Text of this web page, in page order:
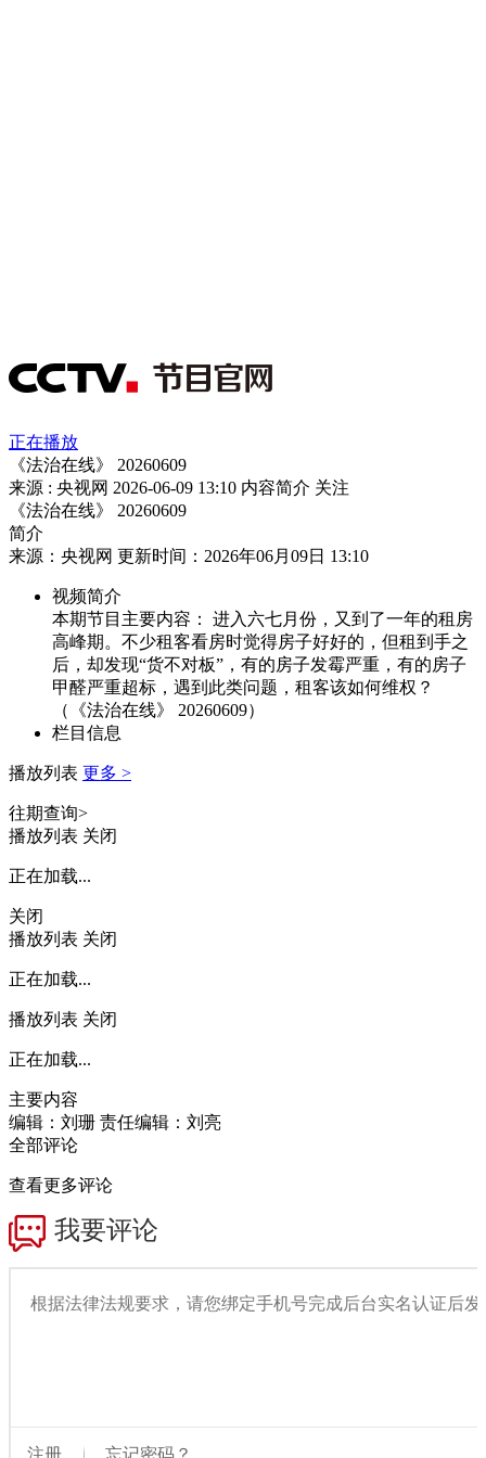
正在播放
《法治在线》 20260609
来源 : 央视网 2026-06-09 13:10 内容简介 关注
《法治在线》 20260609
简介
来源：央视网 更新时间：2026年06月09日 13:10
视频简介
本期节目主要内容： 进入六七月份，又到了一年的租房
高峰期。不少租客看房时觉得房子好好的，但租到手之
后，却发现“货不对板”，有的房子发霉严重，有的房子
甲醛严重超标，遇到此类问题，租客该如何维权？
（《法治在线》 20260609）
栏目信息
播放列表 更多 >
往期查询>
播放列表 关闭
正在加载...
关闭
播放列表 关闭
正在加载...
播放列表 关闭
正在加载...
主要内容
编辑：刘珊 责任编辑：刘亮
全部评论
查看更多评论